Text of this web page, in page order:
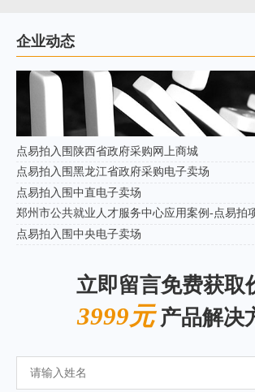
企业动态
点易拍入围陕西省政府采购网上商城
点易拍入围黑龙江省政府采购电子卖场
点易拍入围中直电子卖场
郑州市公共就业人才服务中心应用案例-点易拍
点易拍入围中央电子卖场
立即留言免费获取
3999元产品解决